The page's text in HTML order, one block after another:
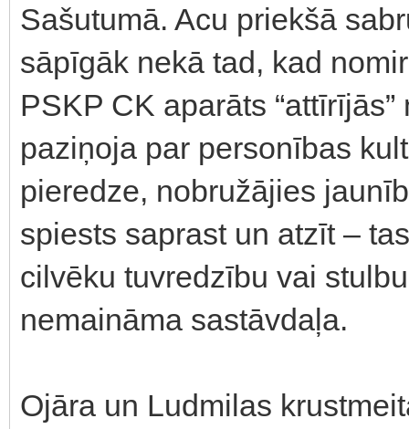
Sašutumā. Acu priekšā
sāpīgāk nekā tad, kad
PSKP CK aparāts
paziņoja par personības
pieredze, nobružājies
spiests saprast un atzīt –
cilvēku tuvredzību vai
nemaināma sastāvdaļa.
Ojāra un Ludmilas